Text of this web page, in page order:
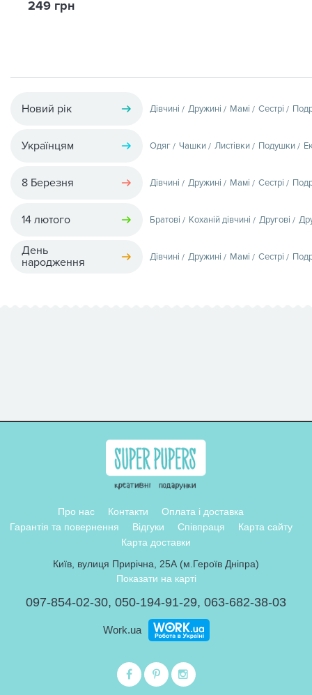
249 грн
Новий рік Дівчині Дружині Мамі Сестрі
Українцям Одяг Чашки Листівки Подушки
8 Березня Дівчині Дружині Мамі Сестрі
14 лютого Братові Коханій дівчині Другові
День
народження
Дівчині Дружині Мамі Сестрі
Про нас Контакти
Оплата і доставка
Гарантія та повернення
Відгуки Співпраця
Карта сайту
Карта доставки
Київ, вулиця Прирічна, 25А (м.Героїв Дніпра)
Показати на карті
097-854-02-30, 050-194-91-29, 063-682-38-03
Work.ua